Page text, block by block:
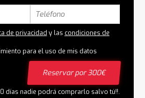
de privacidad y las condiciones de
para el uso de mis datos
Reservar por 300€
días nadie podrá comprarlo salvo tú!!.